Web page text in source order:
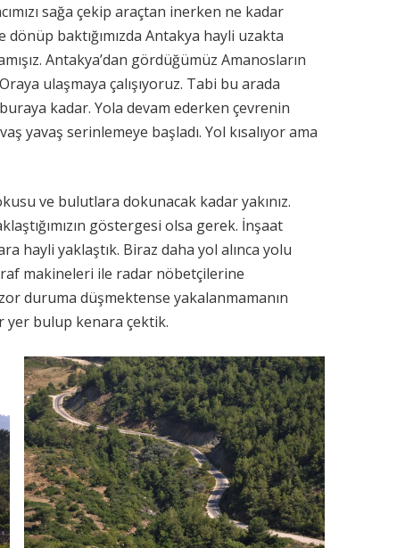
sağa çekip araçtan inerken ne kadar
dönüp baktığımızda Antakya hayli uzakta
Antakya’dan gördüğümüz Amanosların
ulaşmaya çalışıyoruz. Tabi bu arada
kadar. Yola devam ederken çevrenin
yavaş serinlemeye başladı. Yol kısalıyor ama
ve bulutlara dokunacak kadar yakınız.
göstergesi olsa gerek. İnşaat
hayli yaklaştık. Biraz daha yol alınca yolu
makineleri ile radar nöbetçilerine
duruma düşmektense yakalanmamanın
yer bulup kenara çektik.